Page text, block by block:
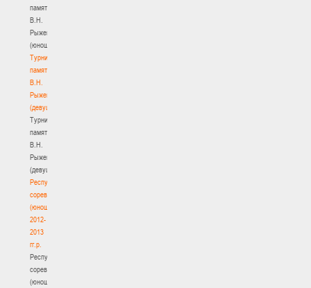
памяти
В.Н.
Рыженкова
(юноши)
Турнир
памяти
В.Н.
Рыженкова
(девушки)
Турнир
памяти
В.Н.
Рыженкова
(девушки)
Республиканские
соревнования
(юноши)
2012-
2013
гг.р.
Республиканские
соревнования
(юноши)